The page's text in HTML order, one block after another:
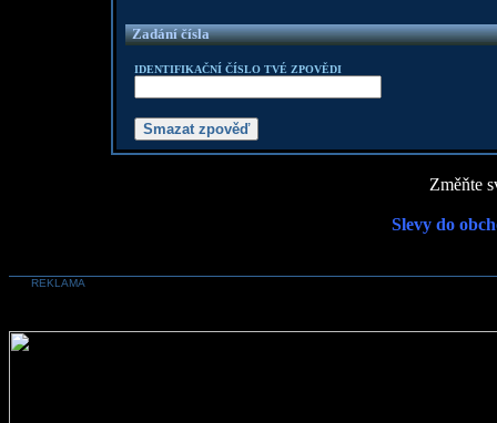
Zadání čísla
IDENTIFIKAČNÍ ČÍSLO TVÉ ZPOVĚDI
Změňte
Slevy do
REKLAMA